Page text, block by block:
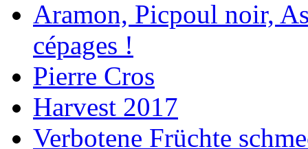
Aramon, Picpoul noir,
cépages !
Pierre Cros
Harvest 2017
Verbotene Früchte